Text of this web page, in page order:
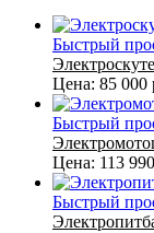
Быстрый
Цена: 85 000
Быстрый
Цена: 113
Быстрый